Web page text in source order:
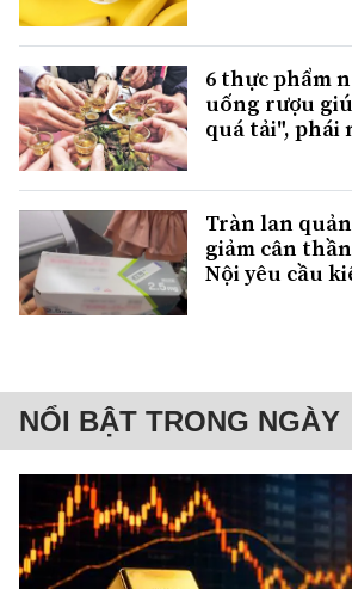
6 thực phẩm
uống rượu
quá tải", phái
Tràn lan
giảm cân
Nội yêu cầu
NỔI BẬT TRONG NGÀY